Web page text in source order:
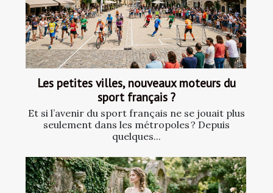
Les petites villes, nouveaux moteurs du
sport français ?
Et si l’avenir du sport français ne se jouait plus
seulement dans les métropoles ? Depuis
quelques...